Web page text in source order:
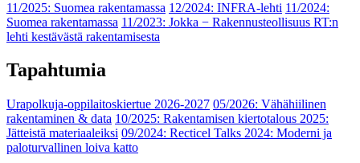
11/2025: Suomea rakentamassa 12/2024: INFRA-lehti 11/2024:
Suomea rakentamassa 11/2023: Jokka − Rakennusteollisuus RT:n
lehti kestävästä rakentamisesta
Tapahtumia
Urapolkuja-oppilaitoskiertue 2026-2027 05/2026: Vähähiilinen
rakentaminen & data 10/2025: Rakentamisen kiertotalous 2025:
Jätteistä materiaaleiksi 09/2024: Recticel Talks 2024: Moderni ja
paloturvallinen loiva katto